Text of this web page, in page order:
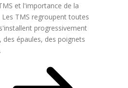
et l'importance de la
TMS regroupent toutes
progressivement
des épaules, des poignets